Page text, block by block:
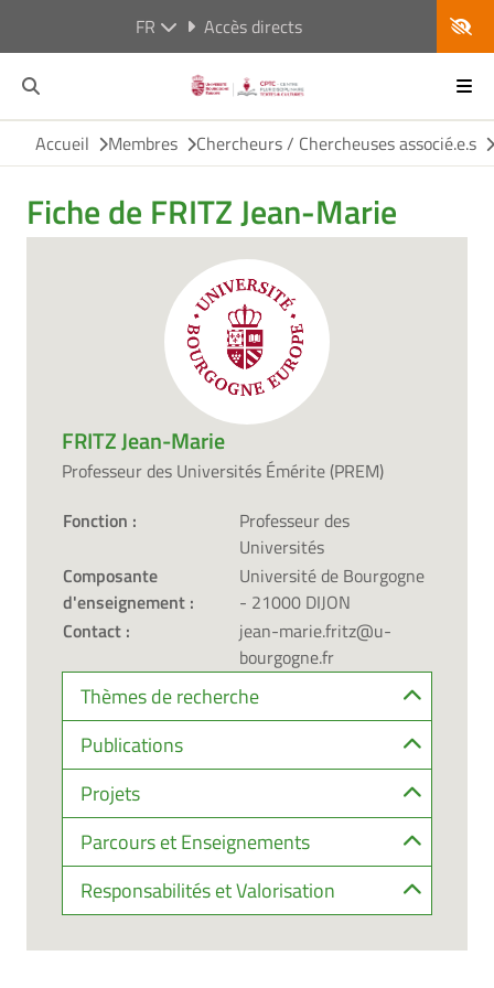
FR Accès directs
Accueil Membres Chercheurs / Chercheuses associé.e.s
Fiche de FRITZ Jean-Marie
FRITZ Jean-Marie
Professeur des Universités Émérite (PREM)
Fonction :
Professeur des
Universités
Composante
d'enseignement :
Université de Bourgogne
- 21000 DIJON
Contact :
jean-marie.fritz@u-
bourgogne.fr
Thèmes de recherche
Publications
Projets
Parcours et Enseignements
Responsabilités et Valorisation